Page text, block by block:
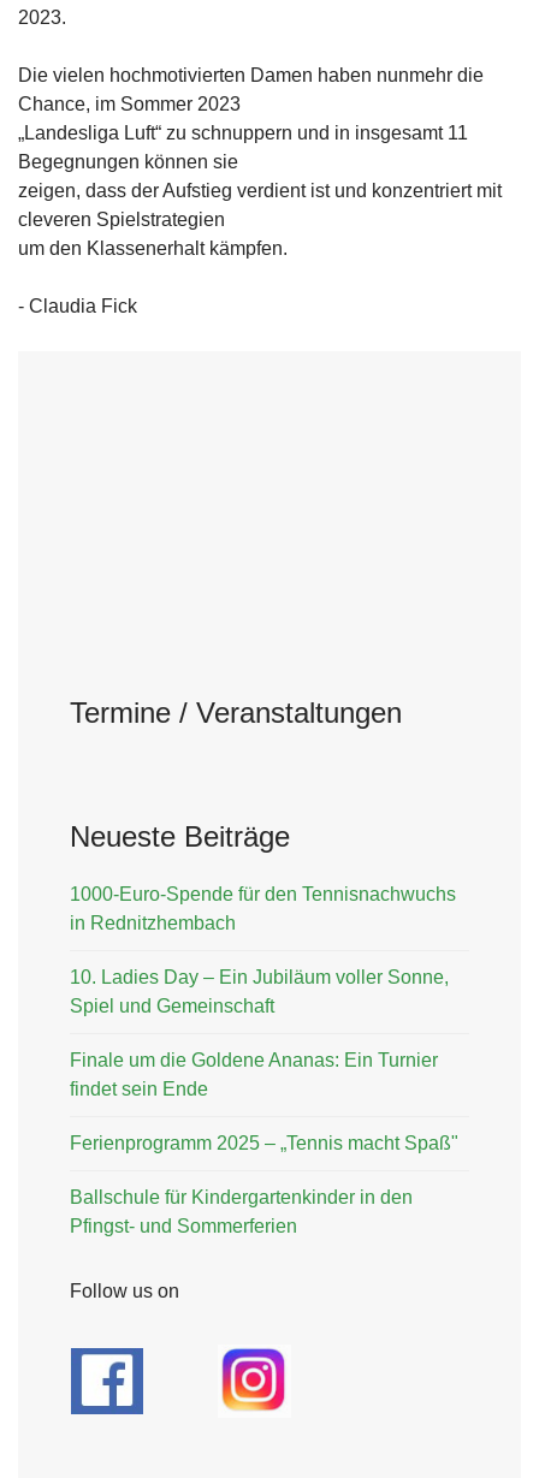
2023.
Die vielen hochmotivierten Damen haben nunmehr die
Chance, im Sommer 2023
„Landesliga Luft“ zu schnuppern und in insgesamt 11
Begegnungen können sie
zeigen, dass der Aufstieg verdient ist und konzentriert mit
cleveren Spielstrategien
um den Klassenerhalt kämpfen.
- Claudia Fick
Termine / Veranstaltungen
Neueste Beiträge
1000-Euro-Spende für den Tennisnachwuchs
in Rednitzhembach
10. Ladies Day – Ein Jubiläum voller Sonne,
Spiel und Gemeinschaft
Finale um die Goldene Ananas: Ein Turnier
findet sein Ende
Ferienprogramm 2025 – „Tennis macht Spaß"
Ballschule für Kindergartenkinder in den
Pfingst- und Sommerferien
Follow us on